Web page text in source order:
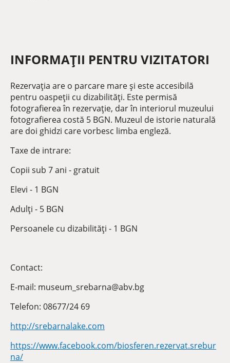
INFORMAȚII PENTRU VIZITATORI
Rezervația are o parcare mare și este accesibilă
pentru oaspeții cu dizabilități. Este permisă
fotografierea în rezervație, dar în interiorul muzeului
fotografierea costă 5 BGN. Muzeul de istorie naturală
are doi ghidzi care vorbesc limba engleză.
Taxe de intrare:
Copii sub 7 ani - gratuit
Elevi - 1 BGN
Adulți - 5 BGN
Persoanele cu dizabilități - 1 BGN
Contact:
E-mail: museum_srebarna@abv.bg
Telefon: 08677/24 69
http://srebarnalake.com
https://www.facebook.com/biosferen.rezervat.srebur
na/